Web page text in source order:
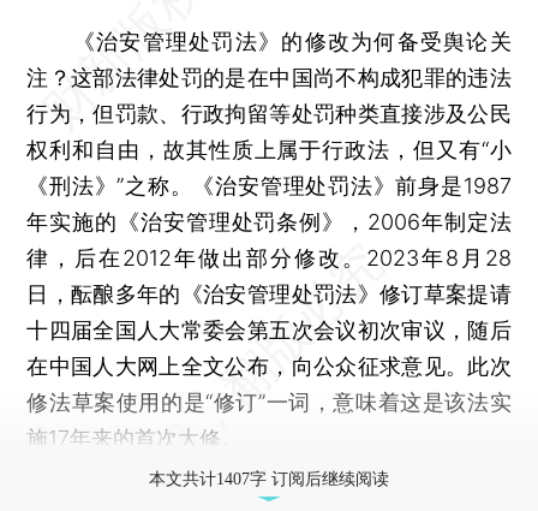
《治安管理处罚法》的修改为何备受舆论关
注？这部法律处罚的是在中国尚不构成犯罪的违法
行为，但罚款、行政拘留等处罚种类直接涉及公民
权利和自由，故其性质上属于行政法，但又有“小
《刑法》”之称。《治安管理处罚法》前身是1987
年实施的《治安管理处罚条例》，2006年制定法
律，后在2012年做出部分修改。2023年8月28
日，酝酿多年的《治安管理处罚法》修订草案提请
十四届全国人大常委会第五次会议初次审议，随后
在中国人大网上全文公布，向公众征求意见。此次
修法草案使用的是“修订”一词，意味着这是该法实
施17年来的首次大修。
本文共计1407字 订阅后继续阅读